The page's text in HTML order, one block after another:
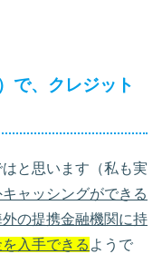
で、クレジット
と思います（私も実
ャッシングができる
外の提携金融機関に持
入手できる ようで